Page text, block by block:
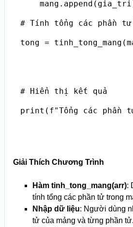
# Tính tổng các phần tử
tong =
# Hiển thị kết quả
print(f"Tổng các phần
Giải Thích Chương Trình
Hàm tinh_tong_mang(arr):
tính tổng các phần tử trong
Nhập dữ liệu: Người dùng
tử của mảng và từng phần tử.